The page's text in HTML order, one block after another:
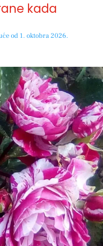
kada
od 1. oktobra 2026.